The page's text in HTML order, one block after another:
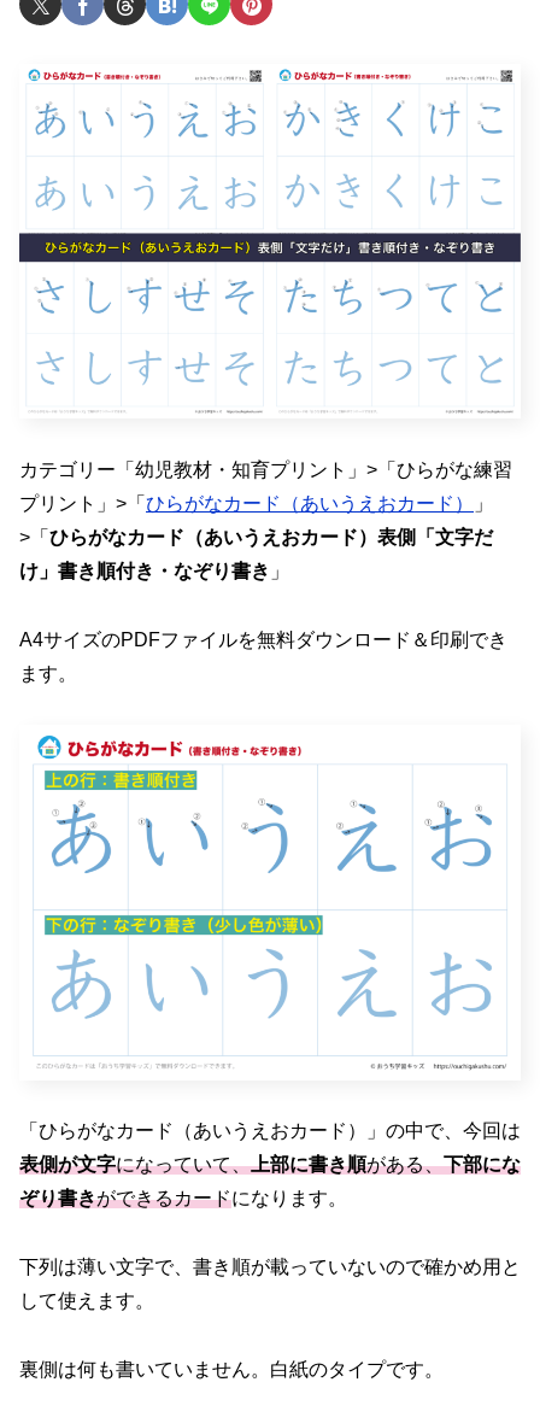
カテゴリー「幼児教材・知育プリント」>「ひらがな練習
プリント」>「 ひらがなカード（あいうえおカード）
」
>「 ひらがなカード（あいうえおカード）表側「文字だ
け」書き順付き・なぞり書き 」
A4サイズのPDFファイルを無料ダウンロード＆印刷でき
ます。
「ひらがなカード（あいうえおカード）」の中で、今回は
表側が文字になっていて、上部に書き順がある、下部にな
ぞり書きができるカードになります。
下列は薄い文字で、書き順が載っていないので確かめ用と
して使えます。
裏側は何も書いていません。白紙のタイプです。